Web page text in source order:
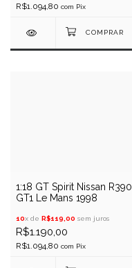
R$1.094,80 com Pix
1:18 GT Spirit Nissan R390
GT1 Le Mans 1998
10x de R$119,00 sem juros
R$1.190,00
R$1.094,80 com Pix